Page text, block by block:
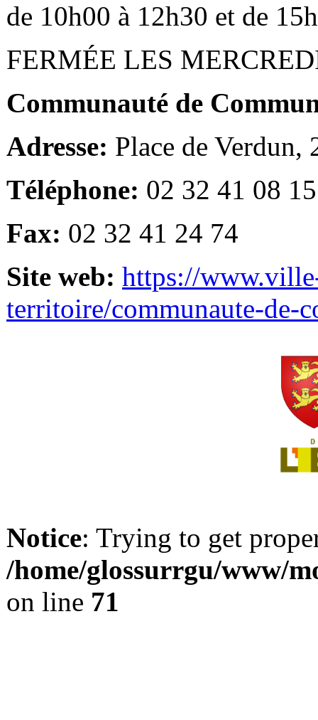
de 10h00 à 12h30 et de
FERMÉE LES
Communauté de
Adresse: Place de Verdun,
Téléphone: 02 32 41 08 15
Fax: 02 32 41 24 74
Site web: https://
territoire/communaute-de-
Notice: Trying to get
/home/glossurrgu/www/
on line 71